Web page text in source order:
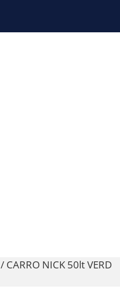
/ CARRO NICK 50lt VERD